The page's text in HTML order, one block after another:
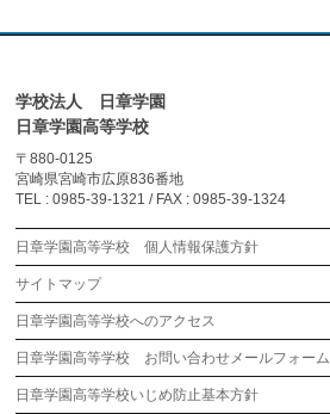
学校法人 日章学園
日章学園高等学校
〒880-0125
宮崎県宮崎市広原836番地
TEL : 0985-39-1321 / FAX : 0985-39-1324
日章学園高等学校 個人情報保護方針
サイトマップ
日章学園高等学校へのアクセス
日章学園高等学校 お問い合わせメールフォーム
日章学園高等学校いじめ防止基本方針